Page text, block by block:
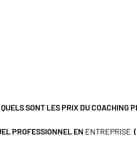
QUELS SONT LES PRIX DU COACHING
PROFESSIONNEL EN ENTREPRISE